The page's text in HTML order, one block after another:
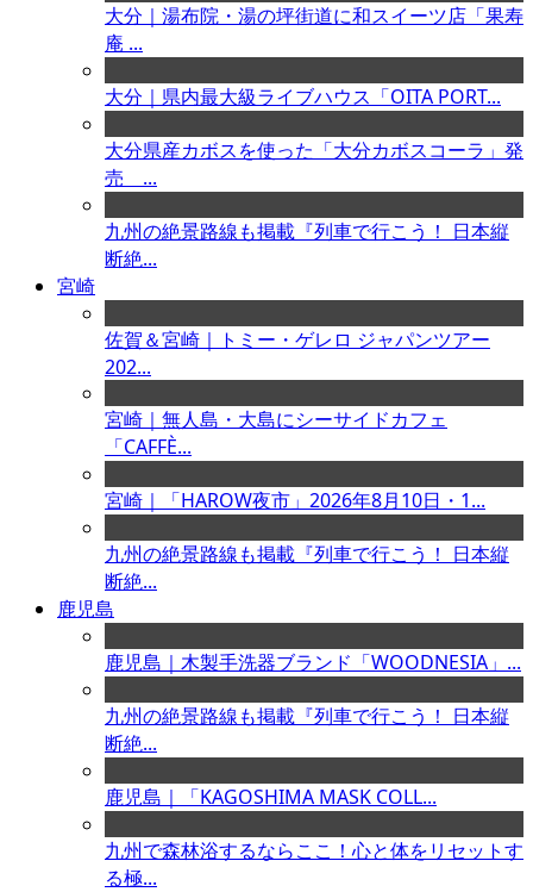
大分｜湯布院・湯の坪街道に和スイーツ店「果寿
庵 ...
大分｜県内最大級ライブハウス「OITA PORT...
大分県産カボスを使った「大分カボスコーラ」発
売 ...
九州の絶景路線も掲載『列車で行こう！ 日本縦
断絶...
宮崎
佐賀＆宮崎｜トミー・ゲレロ ジャパンツアー
202...
宮崎｜無人島・大島にシーサイドカフェ
「CAFFÈ...
宮崎｜「HAROW夜市」2026年8月10日・1...
九州の絶景路線も掲載『列車で行こう！ 日本縦
断絶...
鹿児島
鹿児島｜木製手洗器ブランド「WOODNESIA」...
九州の絶景路線も掲載『列車で行こう！ 日本縦
断絶...
鹿児島｜「KAGOSHIMA MASK COLL...
九州で森林浴するならここ！心と体をリセットす
る極...